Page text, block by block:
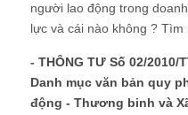
người lao động trong
lực và cái nào không ? Tìm
- THÔNG TƯ Số 02/
Danh mục văn bản quy
động - Thương binh và